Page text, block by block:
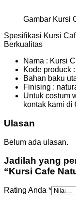
Gambar Kursi
Spesifikasi Kursi
Berkualitas
Nama : Kursi
Kode produck
Bahan baku
Finising :
Untuk costum
kontak kami di
Ulasan
Belum ada ulasan.
Jadilah yang
“Kursi Cafe
Rating Anda *